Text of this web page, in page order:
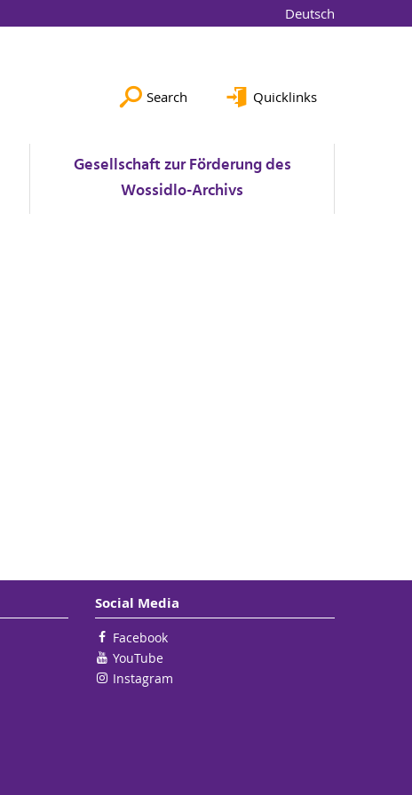
Deutsch
Search Quicklinks
Gesellschaft zur Förderung des
Wossidlo-Archivs
Social Media
Facebook
YouTube
Instagram